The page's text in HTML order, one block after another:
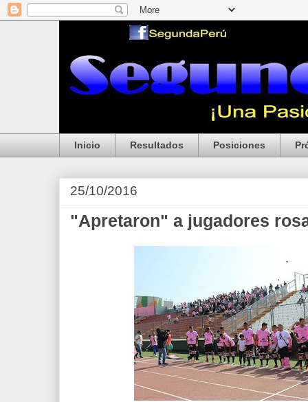
Inicio Resultados Posiciones
25/10/2016
"Apretaron" a jugadores